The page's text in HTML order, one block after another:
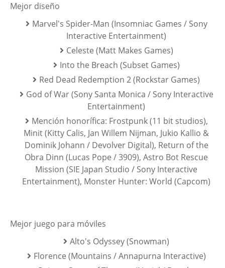
Mejor diseño
Marvel's Spider-Man (Insomniac Games / Sony
Interactive Entertainment)
Celeste (Matt Makes Games)
Into the Breach (Subset Games)
Red Dead Redemption 2 (Rockstar Games)
God of War (Sony Santa Monica / Sony Interactive
Entertainment)
Mención honorífica: Frostpunk (11 bit studios),
Minit (Kitty Calis, Jan Willem Nijman, Jukio Kallio &
Dominik Johann / Devolver Digital), Return of the
Obra Dinn (Lucas Pope / 3909), Astro Bot Rescue
Mission (SIE Japan Studio / Sony Interactive
Entertainment), Monster Hunter: World (Capcom)
Mejor juego para móviles
Alto's Odyssey (Snowman)
Florence (Mountains / Annapurna Interactive)